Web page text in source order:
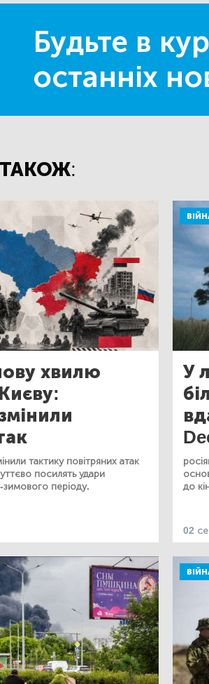
Будьте в
останніх
хвилю
тактику повітряних атак
посилять удари
зимового періоду.
У
до
02